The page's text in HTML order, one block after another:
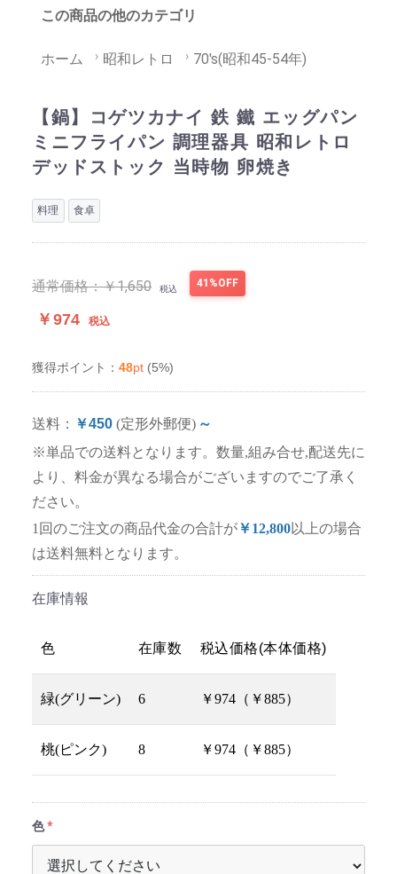
この商品の他のカテゴリ
ホーム 昭和レトロ 70's(昭和45-54年)
【鍋】コゲツカナイ 鉄 鐵 エッグパン
ミニフライパン 調理器具 昭和レトロ
デッドストック 当時物 卵焼き
料理 食卓
通常価格：￥1,650 税込 41%OFF
￥974 税込
獲得ポイント： 48pt (5%)
送料： ￥450 (定形外郵便) ～
※単品での送料となります。数量,組み合せ,配送先に
より、料金が異なる場合がございますのでご了承く
ださい。
1回のご注文の商品代金の合計が￥12,800以上の場合
は送料無料となります。
在庫情報
色 在庫数 税込価格(本体価格)
緑(グリーン) 6 ￥974（￥885）
桃(ピンク) 8 ￥974（￥885）
色